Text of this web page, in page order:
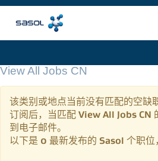
View All Jobs CN
该类别或地点当前没有匹配的空缺
订阅后，当匹配 View All Jobs CN
到电子邮件。
以下是 0 最新发布的 Sasol 个职位